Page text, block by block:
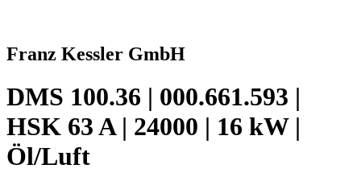
Franz Kessler GmbH
DMS 100.36 | 000.661.593 |
HSK 63 A | 24000 | 16 kW |
Öl/Luft